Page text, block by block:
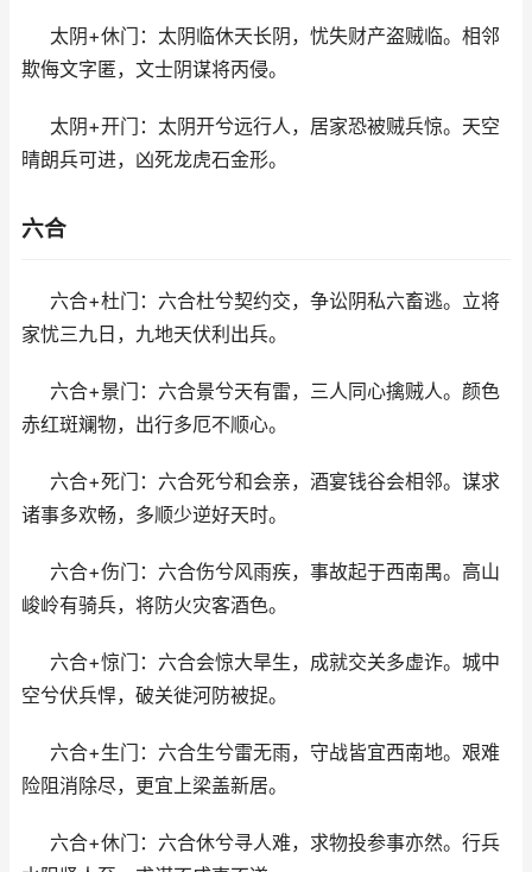
太阴+休门：太阴临休天长阴，忧失财产盗贼临。相邻
欺侮文字匿，文士阴谋将丙侵。
太阴+开门：太阴开兮远行人，居家恐被贼兵惊。天空
晴朗兵可进，凶死龙虎石金形。
六合
六合+杜门：六合杜兮契约交，争讼阴私六畜逃。立将
家忧三九日，九地天伏利出兵。
六合+景门：六合景兮天有雷，三人同心擒贼人。颜色
赤红斑斓物，出行多厄不顺心。
六合+死门：六合死兮和会亲，酒宴钱谷会相邻。谋求
诸事多欢畅，多顺少逆好天时。
六合+伤门：六合伤兮风雨疾，事故起于西南禺。高山
峻岭有骑兵，将防火灾客酒色。
六合+惊门：六合会惊大旱生，成就交关多虚诈。城中
空兮伏兵悍，破关徙河防被捉。
六合+生门：六合生兮雷无雨，守战皆宜西南地。艰难
险阻消除尽，更宜上梁盖新居。
六合+休门：六合休兮寻人难，求物投参事亦然。行兵